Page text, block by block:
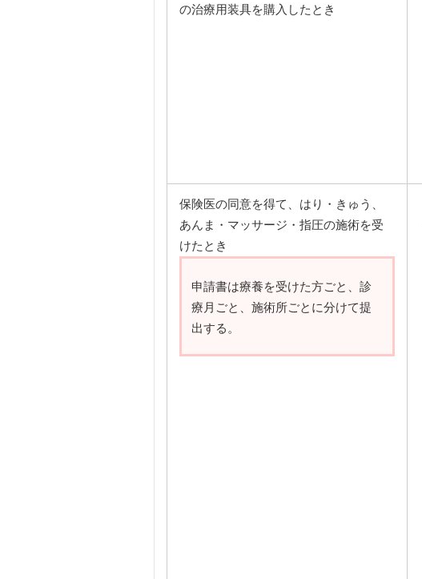
の治療用装具を購入したとき
保険医の同意を得て、はり・きゅう、
あんま・マッサージ・指圧の施術を受
けたとき
申請書は療養を受けた方ごと、診
療月ごと、施術所ごとに分けて提
出する。